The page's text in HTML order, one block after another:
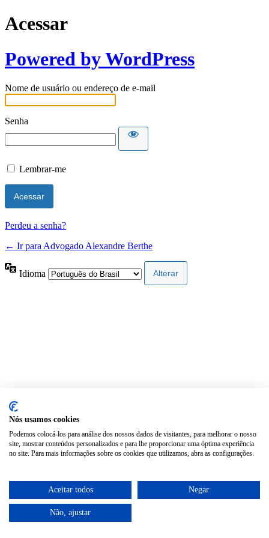
Acessar
Powered by WordPress
Nome de usuário ou endereço de e-mail
Senha
Lembrar-me
Perdeu a senha?
← Ir para Advogado Alexandre Berthe
Idioma
Nós usamos cookies
Podemos colocá-los para análise dos nossos dados de visitantes, para melhorar o nosso
site, mostrar conteúdos personalizados e para lhe proporcionar uma óptima experiência
no site. Para mais informações sobre os cookies que utilizamos, abra as configurações.
Aceitar todos Negar
Não, ajustar